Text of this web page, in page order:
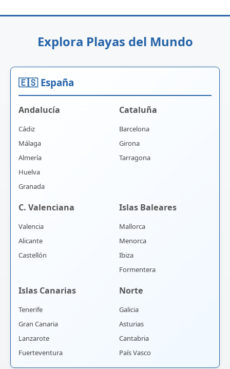
Explora Playas del Mundo
🇪🇸 España
Andalucía
Cádiz
Málaga
Almería
Huelva
Granada
Cataluña
Barcelona
Girona
Tarragona
C. Valenciana
Valencia
Alicante
Castellón
Islas Baleares
Mallorca
Menorca
Ibiza
Formentera
Islas Canarias
Tenerife
Gran Canaria
Lanzarote
Fuerteventura
Norte
Galicia
Asturias
Cantabria
País Vasco